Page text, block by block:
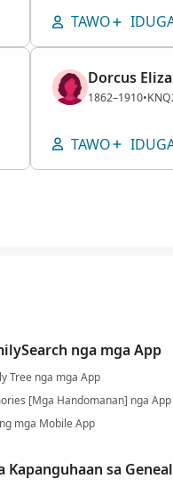
TAWO
Dorcus
Babaye
1862–1910•
TAWO
nga mga App
Tree nga mga App
[Mga Handomanan] nga App
mga Mobile App
Kapanguhaan sa